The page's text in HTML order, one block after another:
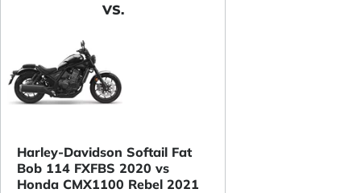
VS.
Harley-Davidson Softail Fat
Bob 114 FXFBS 2020 vs
Honda CMX1100 Rebel 2021